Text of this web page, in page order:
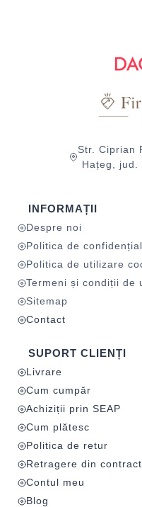
Str. Ciprian
Hațeg, jud.
INFORMAȚII
Despre noi
Politica de
Politica de utilizare
Termeni și condiții de
Sitemap
Contact
SUPORT CLIENȚI
Livrare
Cum cumpăr
Achiziții prin SEAP
Cum plătesc
Politica de retur
Retragere din contract
Contul meu
Blog